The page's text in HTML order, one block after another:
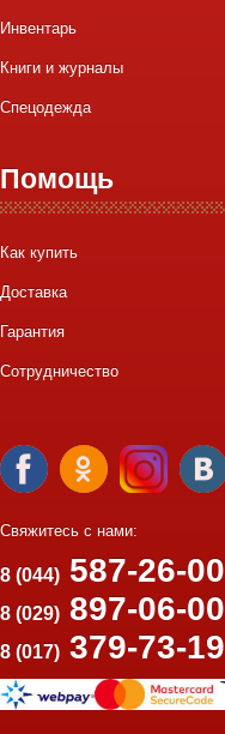
Инвентарь
Книги и журналы
Спецодежда
Помощь
Как купить
Доставка
Гарантия
Сотрудничество
Свяжитесь с нами:
8 (044) 587-26-00
8 (029) 897-06-00
8 (017) 379-73-19